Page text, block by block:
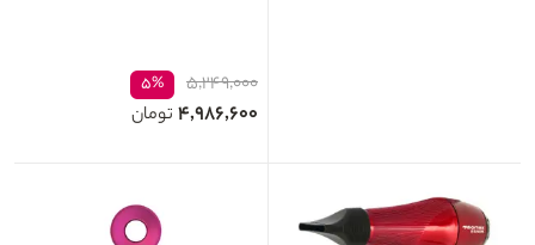
۵,۲۴۹,۰۰۰ ۵%
۴,۹۸۶,۶۰۰ تومان